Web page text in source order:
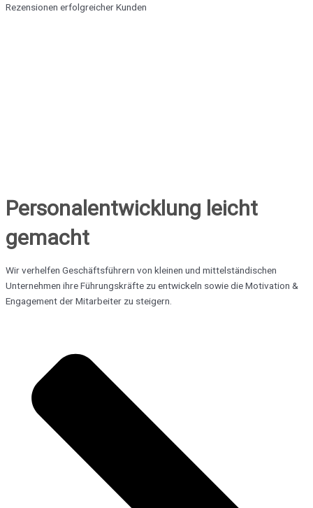
Rezensionen erfolgreicher Kunden
Personalentwicklung leicht
gemacht
Wir verhelfen Geschäftsführern von kleinen und mittelständischen
Unternehmen ihre Führungskräfte zu entwickeln sowie die Motivation &
Engagement der Mitarbeiter zu steigern.